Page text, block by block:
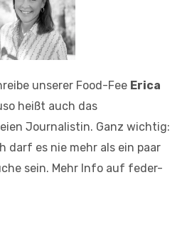
unserer Food-Fee Erica
heißt auch das
Journalistin. Ganz wichtig:
darf es nie mehr als ein paar
sein. Mehr Info auf feder-